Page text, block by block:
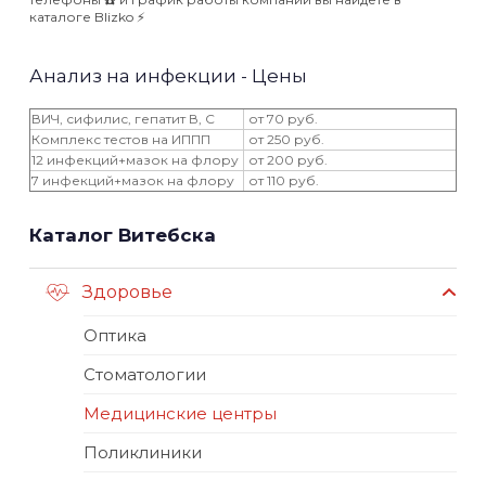
каталоге Blizko ⚡️
Анализ на инфекции - Цены
ВИЧ, сифилис, гепатит В, С
от 70 руб.
Комплекс тестов на ИППП
от 250 руб.
12 инфекций+мазок на флору
от 200 руб.
7 инфекций+мазок на флору
от 110 руб.
Каталог Витебска
Здоровье
Оптика
Стоматологии
Медицинские центры
Поликлиники